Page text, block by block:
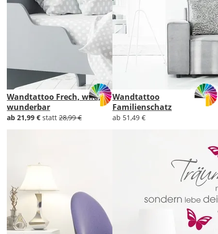
Wandtattoo Frech, wild,
wunderbar
ab 21,99 € statt 28,99 €
Wandtattoo
Familienschatz
ab 51,49 €